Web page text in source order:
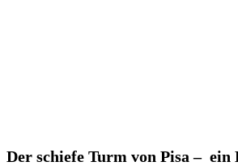
Der schiefe Turm von Pisa– ein